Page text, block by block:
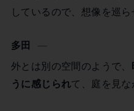
しているので、想像を巡
多田
外とは別の空間のようで、
うに感じられて、庭を見な